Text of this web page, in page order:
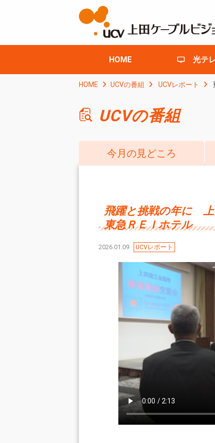
HOME 光テ
HOME UCVの番組 UCVレポート
UCVの番組
今月の見どころ
飛躍と挑戦の年に
東急ＲＥＩホテル
2026.01.09 UCVレポート